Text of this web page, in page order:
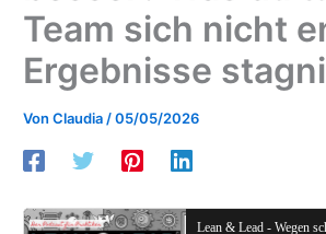
Team sich nicht
Ergebnisse
Von Claudia /05/05/2026